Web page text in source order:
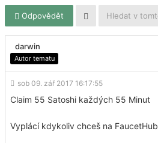
Odpovědět
darwin
Autor tematu
sob 09. zář 2017 16:17:55
Claim 55 Satoshi každých 55 Minut
Vyplácí kdykoliv chceš na FaucetHub